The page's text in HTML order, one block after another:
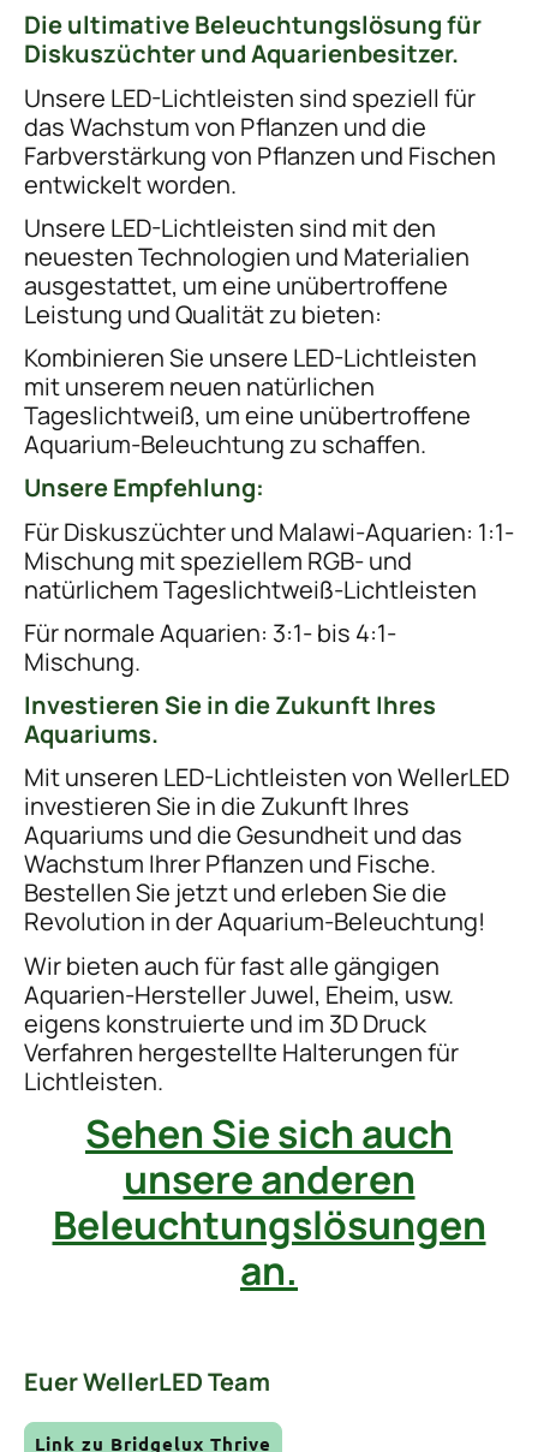
Die ultimative Beleuchtungslösung für
Diskuszüchter und Aquarienbesitzer.
Unsere LED-Lichtleisten sind speziell für
das Wachstum von Pflanzen und die
Farbverstärkung von Pflanzen und Fischen
entwickelt worden.
Unsere LED-Lichtleisten sind mit den
neuesten Technologien und Materialien
ausgestattet, um eine unübertroffene
Leistung und Qualität zu bieten:
Kombinieren Sie unsere LED-Lichtleisten
mit unserem neuen natürlichen
Tageslichtweiß, um eine unübertroffene
Aquarium-Beleuchtung zu schaffen.
Unsere Empfehlung:
Für Diskuszüchter und Malawi-Aquarien: 1:1-
Mischung mit speziellem RGB- und
natürlichem Tageslichtweiß-Lichtleisten
Für normale Aquarien: 3:1- bis 4:1-
Mischung.
Investieren Sie in die Zukunft Ihres
Aquariums.
Mit unseren LED-Lichtleisten von WellerLED
investieren Sie in die Zukunft Ihres
Aquariums und die Gesundheit und das
Wachstum Ihrer Pflanzen und Fische.
Bestellen Sie jetzt und erleben Sie die
Revolution in der Aquarium-Beleuchtung!
Wir bieten auch für fast alle gängigen
Aquarien-Hersteller Juwel, Eheim, usw.
eigens konstruierte und im 3D Druck
Verfahren hergestellte Halterungen für
Lichtleisten.
Sehen Sie sich auch
unsere anderen
Beleuchtungslösungen
an.
Euer WellerLED Team
Link zu Bridgelux Thrive